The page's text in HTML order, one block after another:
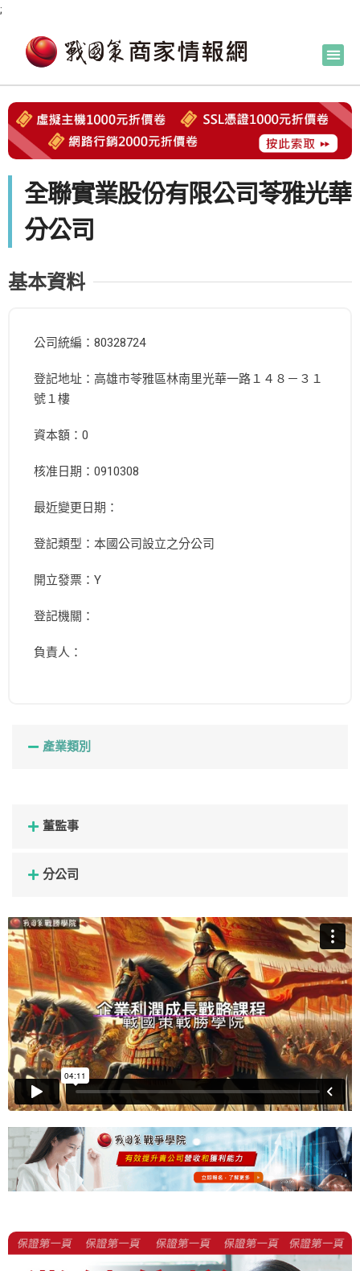
;
全聯實業股份有限公司苓雅光華
分公司
基本資料
公司統編：80328724
登記地址：高雄市苓雅區林南里光華一路１４８－３１
號１樓
資本額：0
核准日期：0910308
最近變更日期：
登記類型：本國公司設立之分公司
開立發票：Y
登記機關：
負責人：
產業類別
董監事
分公司